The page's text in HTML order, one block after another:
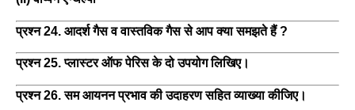
प्रश्न 24. आदर्श गैस व वास्तविक गैस से आप क्या समझते हैं ?
प्रश्न 25. प्लास्टर ऑफ पेरिस के दो उपयोग लिखिए।
प्रश्न 26. सम आयनन प्रभाव की उदाहरण सहित व्याख्या कीजिए।